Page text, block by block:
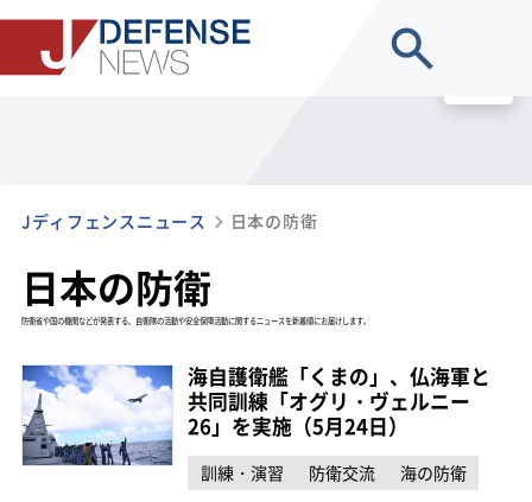
Jディフェンスニュース 日本の防衛
日本の防衛
防衛省や国の機関などが発表する、自衛隊の活動や安全保障活動に関するニュースを新着順にお届けします。
海自護衛艦「くまの」、仏海軍と
共同訓練「オグリ・ヴェルニー
26」を実施（5月24日）
訓練・演習 防衛交流 海の防衛